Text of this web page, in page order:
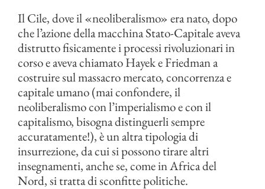
Il Cile, dove il «neoliberalismo» era nato, dopo
che l’azione della macchina Stato-Capitale aveva
distrutto fisicamente i processi rivoluzionari in
corso e aveva chiamato Hayek e Friedman a
costruire sul massacro mercato, concorrenza e
capitale umano (mai confondere, il
neoliberalismo con l’imperialismo e con il
capitalismo, bisogna distinguerli sempre
accuratamente!), è un altra tipologia di
insurrezione, da cui si possono tirare altri
insegnamenti, anche se, come in Africa del
Nord, si tratta di sconfitte politiche.